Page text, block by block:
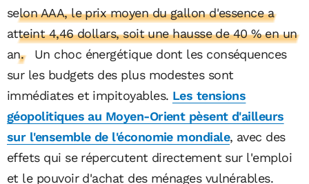
selon AAA, le prix moyen du gallon d'essence a
atteint 4,46 dollars, soit une hausse de 40 % en un
an.
Un choc énergétique dont les conséquences
sur les budgets des plus modestes sont
immédiates et impitoyables. Les tensions
géopolitiques au Moyen-Orient pèsent d'ailleurs
sur l'ensemble de l'économie mondiale, avec des
effets qui se répercutent directement sur l'emploi
et le pouvoir d'achat des ménages vulnérables.